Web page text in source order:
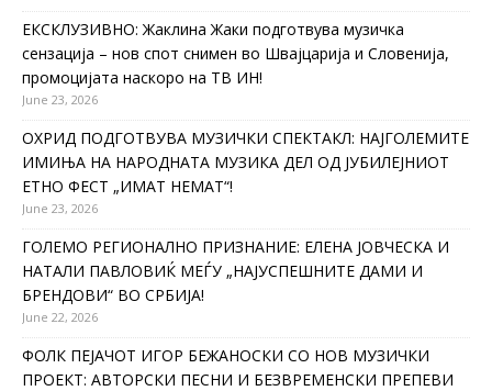
ЕКСКЛУЗИВНО: Жаклина Жаки подготвува музичка
сензација – нов спот снимен во Швајцарија и Словенија,
промоцијата наскоро на ТВ ИН!
June 23, 2026
ОХРИД ПОДГОТВУВА МУЗИЧКИ СПЕКТАКЛ: НАЈГОЛЕМИТЕ
ИМИЊА НА НАРОДНАТА МУЗИКА ДЕЛ ОД ЈУБИЛЕЈНИОТ
ЕТНО ФЕСТ „ИМАТ НЕМАТ“!
June 23, 2026
ГОЛЕМО РЕГИОНАЛНО ПРИЗНАНИЕ: ЕЛЕНА ЈОВЧЕСКА И
НАТАЛИ ПАВЛОВИЌ МЕЃУ „НАЈУСПЕШНИТЕ ДАМИ И
БРЕНДОВИ“ ВО СРБИЈА!
June 22, 2026
ФОЛК ПЕЈАЧОТ ИГОР БЕЖАНОСКИ СО НОВ МУЗИЧКИ
ПРОЕКТ: АВТОРСКИ ПЕСНИ И БЕЗВРЕМЕНСКИ ПРЕПЕВИ